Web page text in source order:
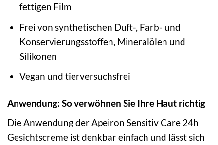
fettigen Film
Frei von synthetischen Duft-, Farb- und
Konservierungsstoffen, Mineralölen und
Silikonen
Vegan und tierversuchsfrei
Anwendung: So verwöhnen Sie Ihre Haut richtig
Die Anwendung der Apeiron Sensitiv Care 24h
Gesichtscreme ist denkbar einfach und lässt sich